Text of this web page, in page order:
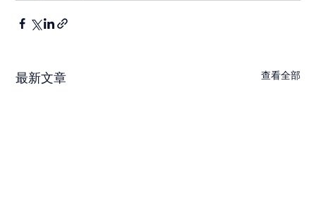
最新文章 查看全部